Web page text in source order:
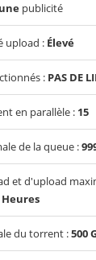
publicité
upload : Élevé
: PAS DE
en parallèle : 15
de la queue :
et d'upload
Heures
du torrent :500